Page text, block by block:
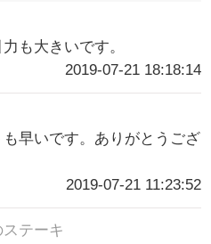
も大きいです。
2019-07-21 18:18:14
早いです。ありがとうござ
2019-07-21 11:23:52
テーキ